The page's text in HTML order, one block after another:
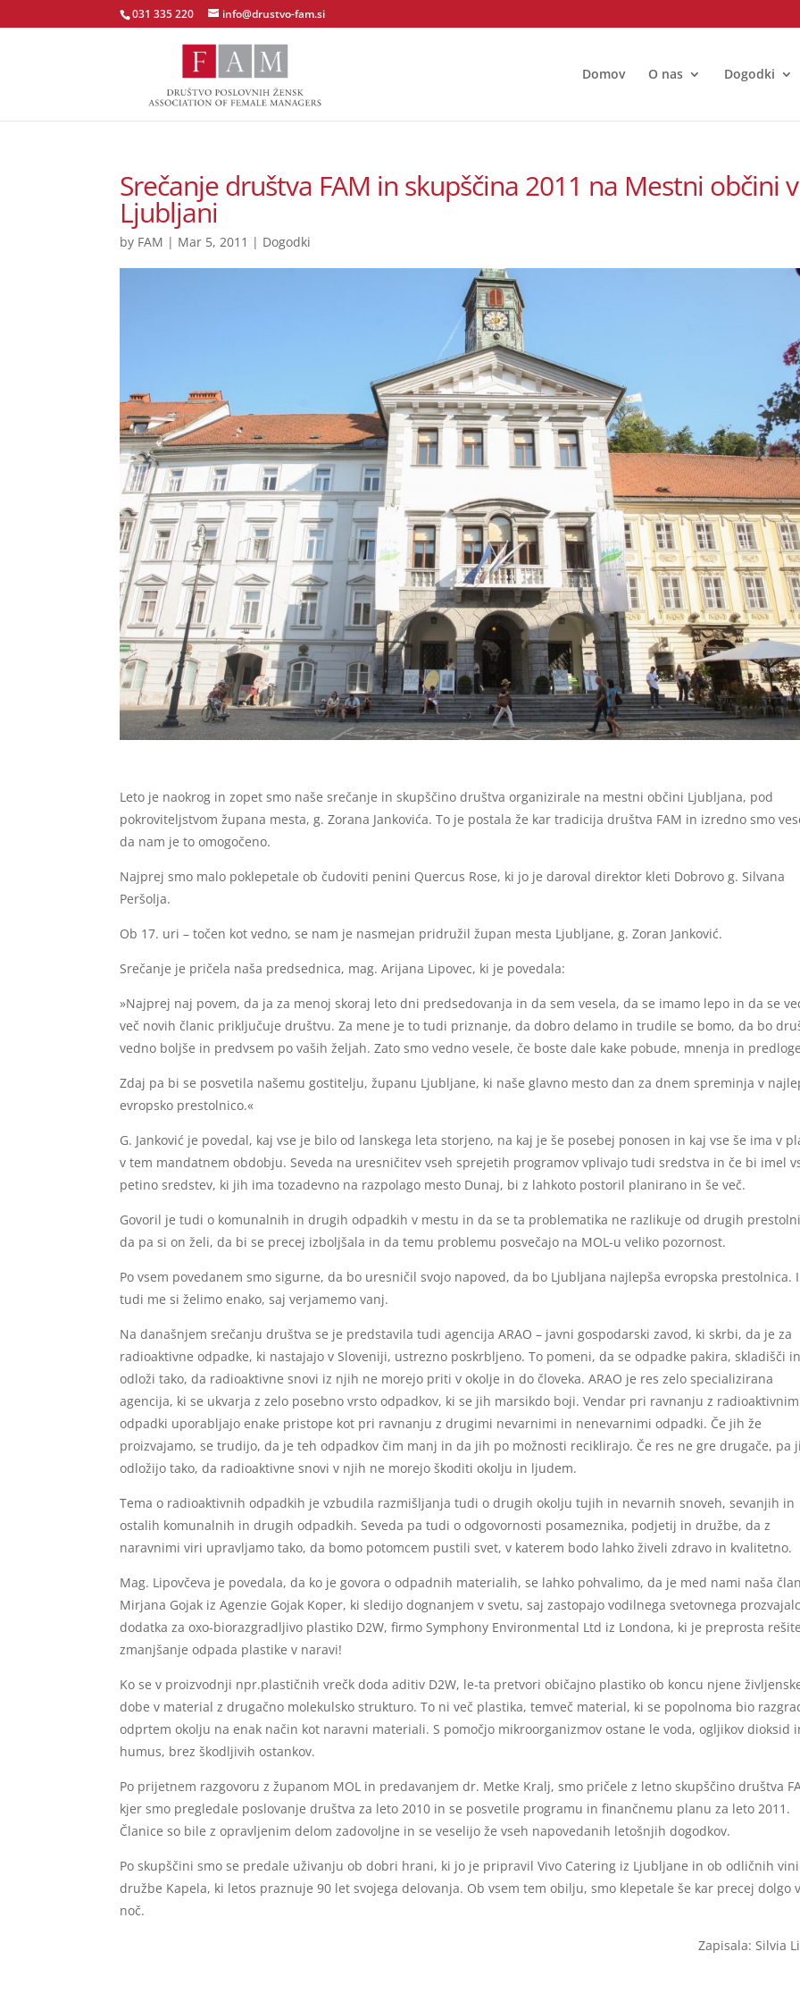
031 335 220 info@drustvo-fam.si
Domov O nas Dogodki
Srečanje društva FAM in skupščina 2011 na Mestni občini v
Ljubljani
by FAM | Mar 5, 2011 | Dogodki
Leto je naokrog in zopet smo naše srečanje in skupščino društva organizirale na mestni občini Ljubljana, pod
pokroviteljstvom župana mesta, g. Zorana Jankovića. To je postala že kar tradicija društva FAM in izredno smo
da nam je to omogočeno.
Najprej smo malo poklepetale ob čudoviti penini Quercus Rose, ki jo je daroval direktor kleti Dobrovo g. Silvana
Peršolja.
Ob 17. uri – točen kot vedno, se nam je nasmejan pridružil župan mesta Ljubljane, g. Zoran Janković.
Srečanje je pričela naša predsednica, mag. Arijana Lipovec, ki je povedala:
»Najprej naj povem, da ja za menoj skoraj leto dni predsedovanja in da sem vesela, da se imamo lepo in da se
več novih članic priključuje društvu. Za mene je to tudi priznanje, da dobro delamo in trudile se bomo, da bo
vedno boljše in predvsem po vaših željah. Zato smo vedno vesele, če boste dale kake pobude, mnenja in
Zdaj pa bi se posvetila našemu gostitelju, županu Ljubljane, ki naše glavno mesto dan za dnem spreminja v
evropsko prestolnico.«
G. Janković je povedal, kaj vse je bilo od lanskega leta storjeno, na kaj je še posebej ponosen in kaj vse še ima v
v tem mandatnem obdobju. Seveda na uresničitev vseh sprejetih programov vplivajo tudi sredstva in če bi imel
petino sredstev, ki jih ima tozadevno na razpolago mesto Dunaj, bi z lahkoto postoril planirano in še več.
Govoril je tudi o komunalnih in drugih odpadkih v mestu in da se ta problematika ne razlikuje od drugih
da pa si on želi, da bi se precej izboljšala in da temu problemu posvečajo na MOL-u veliko pozornost.
Po vsem povedanem smo sigurne, da bo uresničil svojo napoved, da bo Ljubljana najlepša evropska prestolnica.
tudi me si želimo enako, saj verjamemo vanj.
Na današnjem srečanju društva se je predstavila tudi agencija ARAO – javni gospodarski zavod, ki skrbi, da je za
radioaktivne odpadke, ki nastajajo v Sloveniji, ustrezno poskrbljeno. To pomeni, da se odpadke pakira, skladišči in
odloži tako, da radioaktivne snovi iz njih ne morejo priti v okolje in do človeka. ARAO je res zelo specializirana
agencija, ki se ukvarja z zelo posebno vrsto odpadkov, ki se jih marsikdo boji. Vendar pri ravnanju z
odpadki uporabljajo enake pristope kot pri ravnanju z drugimi nevarnimi in nenevarnimi odpadki. Če jih že
proizvajamo, se trudijo, da je teh odpadkov čim manj in da jih po možnosti reciklirajo. Če res ne gre drugače, pa
odložijo tako, da radioaktivne snovi v njih ne morejo škoditi okolju in ljudem.
Tema o radioaktivnih odpadkih je vzbudila razmišljanja tudi o drugih okolju tujih in nevarnih snoveh, sevanjih in
ostalih komunalnih in drugih odpadkih. Seveda pa tudi o odgovornosti posameznika, podjetij in družbe, da z
naravnimi viri upravljamo tako, da bomo potomcem pustili svet, v katerem bodo lahko živeli zdravo in kvalitetno.
Mag. Lipovčeva je povedala, da ko je govora o odpadnih materialih, se lahko pohvalimo, da je med nami naša
Mirjana Gojak iz Agenzie Gojak Koper, ki sledijo dognanjem v svetu, saj zastopajo vodilnega svetovnega
dodatka za oxo-biorazgradljivo plastiko D2W, firmo Symphony Environmental Ltd iz Londona, ki je preprosta
zmanjšanje odpada plastike v naravi!
Ko se v proizvodnji npr.plastičnih vrečk doda aditiv D2W, le-ta pretvori običajno plastiko ob koncu njene
dobe v material z drugačno molekulsko strukturo. To ni več plastika, temveč material, ki se popolnoma bio
odprtem okolju na enak način kot naravni materiali. S pomočjo mikroorganizmov ostane le voda, ogljikov dioksid
humus, brez škodljivih ostankov.
Po prijetnem razgovoru z županom MOL in predavanjem dr. Metke Kralj, smo pričele z letno skupščino društva
kjer smo pregledale poslovanje društva za leto 2010 in se posvetile programu in finančnemu planu za leto 2011.
Članice so bile z opravljenim delom zadovoljne in se veselijo že vseh napovedanih letošnjih dogodkov.
Po skupščini smo se predale uživanju ob dobri hrani, ki jo je pripravil Vivo Catering iz Ljubljane in ob odličnih
družbe Kapela, ki letos praznuje 90 let svojega delovanja. Ob vsem tem obilju, smo klepetale še kar precej dolgo v
noč.
Zapisala: Silvia